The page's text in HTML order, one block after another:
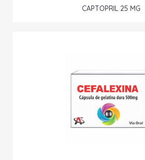
CAPTOPRIL 25 MG